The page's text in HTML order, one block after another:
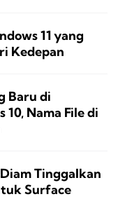
11 yang
Kedepan
Baru di
10, Nama File di
Tinggalkan
Surface